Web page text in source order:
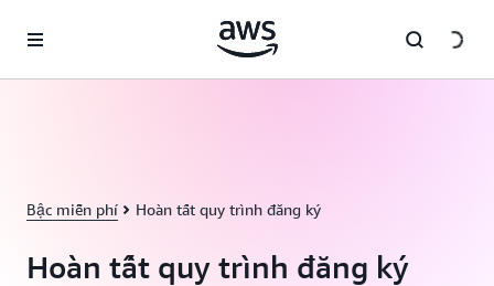
Bậc miễn phí Hoàn tất quy trình đăng ký
Hoàn tất quy trình đăng ký